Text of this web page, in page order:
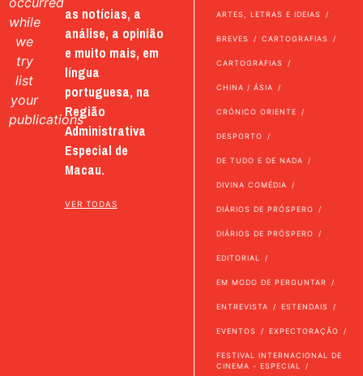
while
we
try
list
your
publications
as notícias, a
análise, a opinião
e muito mais, em
língua
portuguesa, na
Região
Administrativa
Especial de
Macau.
VER TODAS
ARTES, LETRAS E IDEIAS
BREVES CARTOGRAFIAS
CARTOGRAFIAS
CHINA / ÁSIA
CRÓNICO ORIENTE
DESPORTO
DE TUDO E DE NADA
DIVINA COMÉDIA
DIÁRIOS DE PRÓSPERO
DIÁRIOS DE PRÓSPERO
EDITORIAL
EM MODO DE PERGUNTAR
ENTREVISTA ESTENDAIS
EVENTOS EXPECTORAÇÃO
FESTIVAL INTERNACIONAL DE
CINEMA - ESPECIAL